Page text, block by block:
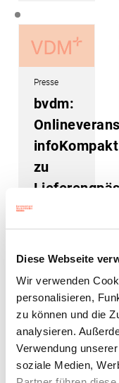
Diese Webseite
Wir verwenden
personalisieren,
zu können und die
analysieren.
Verwendung
soziale Medien,
Presse
bvdm:
infoKompakt
zu
steigenden
Preisen